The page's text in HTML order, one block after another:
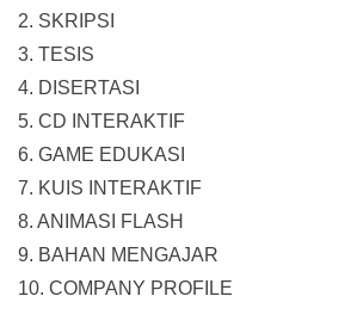
2. SKRIPSI
3. TESIS
4. DISERTASI
5. CD INTERAKTIF
6. GAME EDUKASI
7. KUIS INTERAKTIF
8. ANIMASI FLASH
9. BAHAN MENGAJAR
10. COMPANY PROFILE